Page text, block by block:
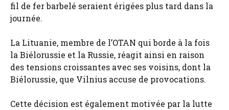
fil de fer barbelé seraient érigées plus tard dans la
journée.
La Lituanie, membre de l’OTAN qui borde à la fois
la Biélorussie et la Russie, réagit ainsi en raison
des tensions croissantes avec ses voisins, dont la
Biélorussie, que Vilnius accuse de provocations.
Cette décision est également motivée par la lutte